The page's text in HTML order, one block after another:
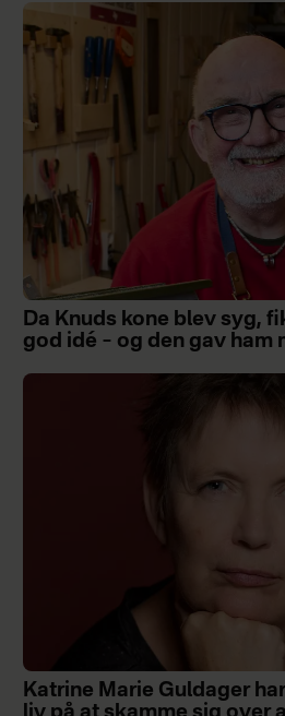
Da Knuds kone blev syg,
god idé – og den gav ham
Katrine Marie Guldager